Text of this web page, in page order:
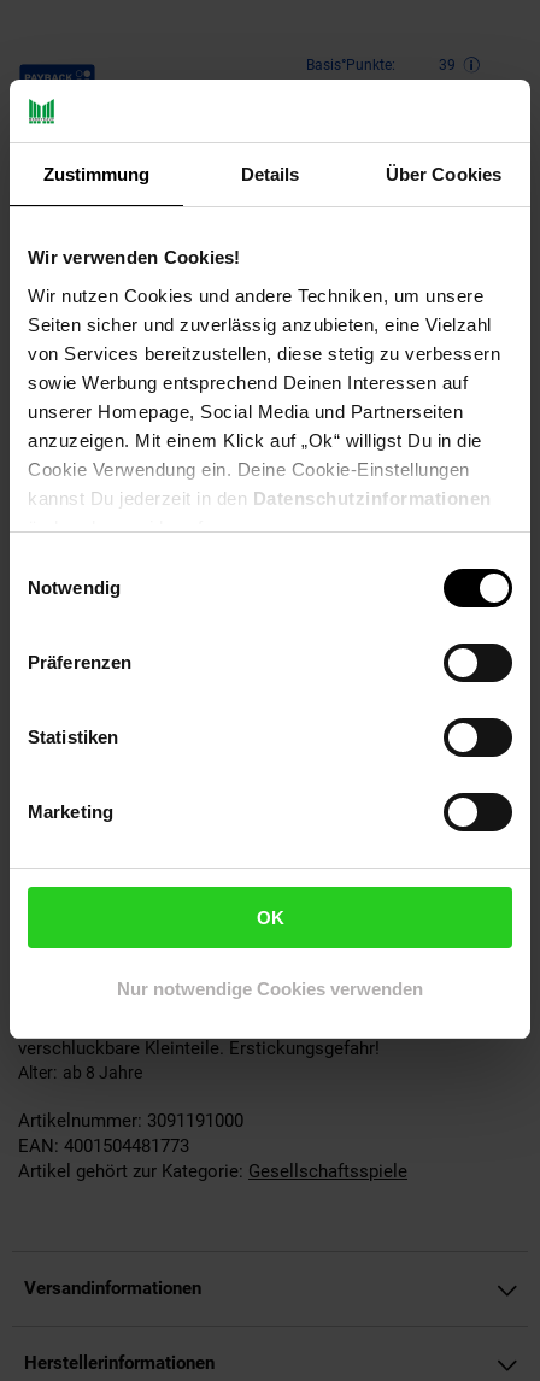
Zustimmung Details Über Cookies
Wir verwenden Cookies!
Wir nutzen Cookies und andere Techniken, um unsere
Seiten sicher und zuverlässig anzubieten, eine Vielzahl
von Services bereitzustellen, diese stetig zu verbessern
sowie Werbung entsprechend Deinen Interessen auf
unserer Homepage, Social Media und Partnerseiten
anzuzeigen. Mit einem Klick auf „Ok“ willigst Du in die
Cookie Verwendung ein. Deine Cookie-Einstellungen
kannst Du jederzeit in den Datenschutzinformationen
ändern bzw. widerrufen.
Notwendig
Präferenzen
Statistiken
Marketing
OK
Nur notwendige Cookies verwenden
Payback Punkte Basis°Punkte:
39
Produktbeschreibung
Carcassonne: Abtei & Bürgermeister
Mit dieser Erweiterung erhalten die Spieler neue
Möglichkeiten, ihren Einfluss in der Gegend um Carcasonne zu
festigen.
Nun transportieren fahrende Händler ihre Waren in umliegende
Städte und Klöster. Die Städte im Umland wachsen zu
stattlicher Größe an und wählen ihren eigenen Bürgermeister.
Einfache Bauern werden wohlhabend und bauen Gutshöfe. Die
Kirche versucht, ihren Einfluss durch die Gründung von Abteien
zu festigen.
Die neuen Karten sind mit einem kleinen Symbol markiert, so
dass sie jederzeit einfach wieder aus dem Grundspiel
Material:
12 neue Landschaftskarten
6 Holzfiguren Bürgermeister
6 Holzfiguren Gutshof
verschluckbare Kleinteile. Erstickungsgefahr!
Alter ab 8 Jahre
Artikelnummer: 3091191000
EAN: 4001504481773
Artikel gehört zur Kategorie: Gesellschaftsspiele
Versandinformationen
Herstellerinformationen